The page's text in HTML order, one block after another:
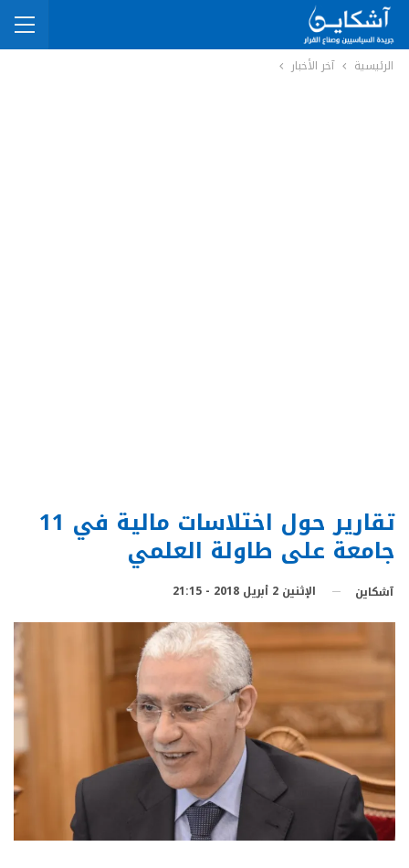
الرئيسية آخر الأخبار
تقارير حول اختلاسات مالية في 11
جامعة على طاولة العلمي
آشكاين الإثنين 2 أبريل 2018 - 21:15